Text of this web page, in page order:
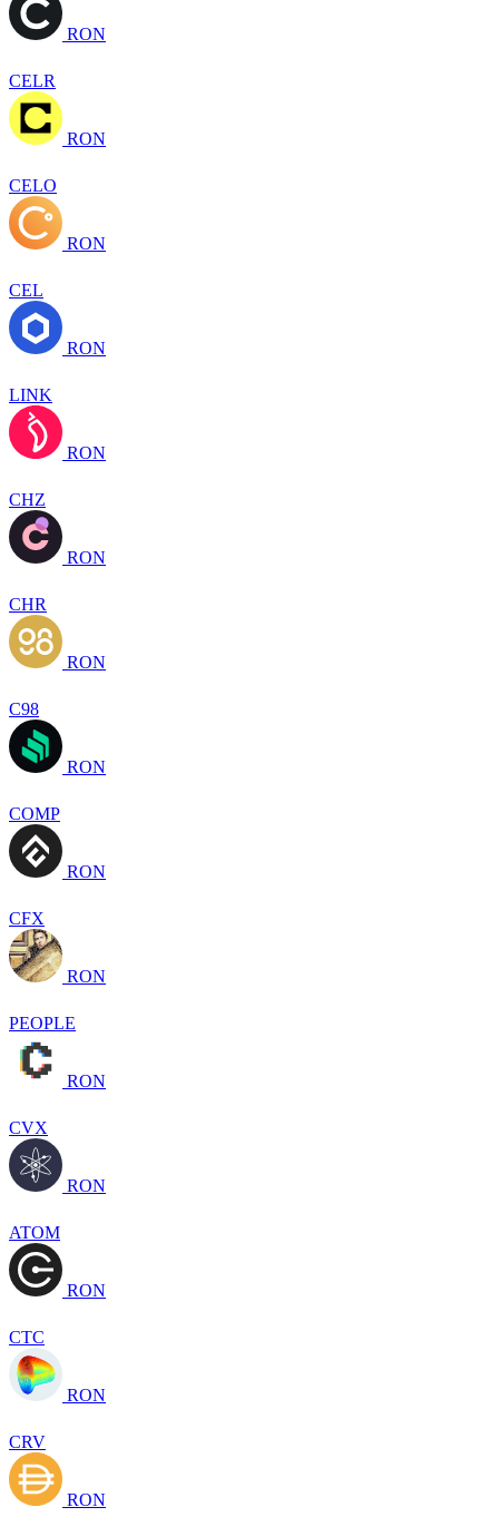
RON
CELR
RON
CELO
RON
CEL
RON
LINK
RON
CHZ
RON
CHR
RON
C98
RON
COMP
RON
CFX
RON
PEOPLE
RON
CVX
RON
ATOM
RON
CTC
RON
CRV
RON